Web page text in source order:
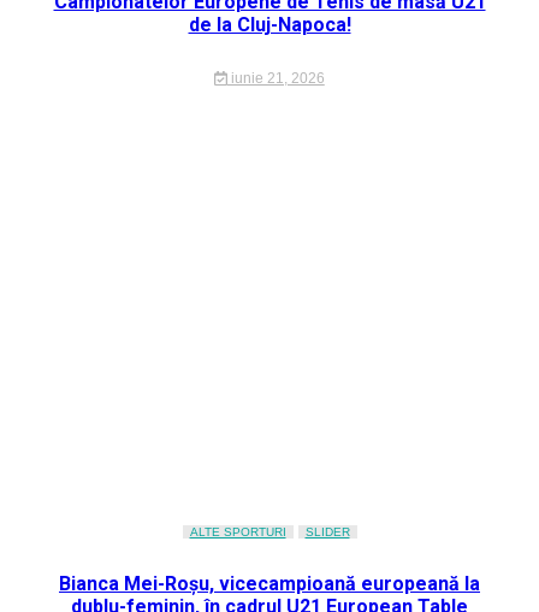
de la Cluj-Napoca!
iunie 21, 2026
ALTE SPORTURI SLIDER
Bianca Mei-Roșu, vicecampioană europeană la
dublu-feminin, în cadrul U21 European Table